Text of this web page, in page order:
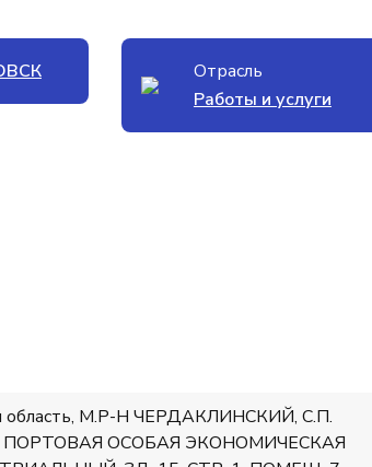
Отрасль
Работы и услуги
область, М.Р-Н ЧЕРДАКЛИНСКИЙ, С.П.
ОСОБАЯ ЭКОНОМИЧЕСКАЯ